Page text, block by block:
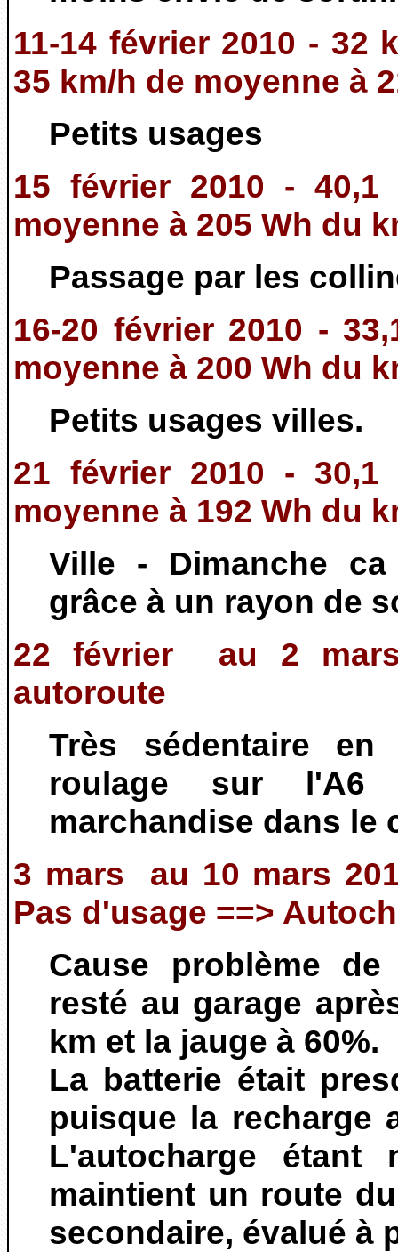
11-14 février 2010 - 32
35 km/h de moyenne à
Petits usages
15 février 2010 -
moyenne à 205 Wh du
Passage par les
16-20 février 2010 -
moyenne à 200 Wh du
Petits usages villes.
21 février 2010 -
moyenne à 192 Wh du
Ville - Dimanche
grâce à un rayon de
22 février au 2
autoroute
Très sédentaire
roulage sur l'A6
marchandise dans le
3 mars au 10 mars
Pas d'usage ==>
Cause problème
resté au garage
km et la jauge à 60%.
La batterie était
puisque la recharge
L'autocharge étant
maintient un route
secondaire, évalué à